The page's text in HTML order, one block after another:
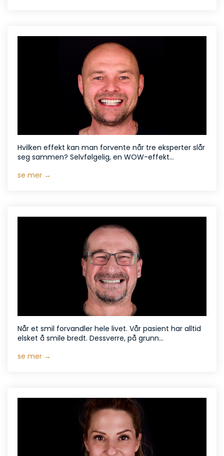
Hvilken effekt kan man forvente når tre eksperter slår
seg sammen? Selvfølgelig, en WOW-effekt...
se mer →
Når et smil forvandler hele livet. Vår pasient har alltid
elsket å smile bredt. Dessverre, på grunn...
se mer →